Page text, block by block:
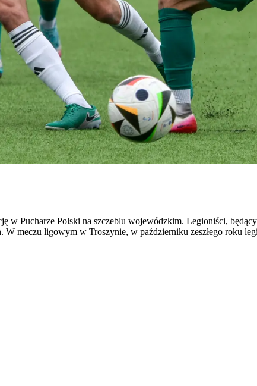
w Pucharze Polski na szczeblu wojewódzkim. Legioniści,
meczu ligowym w Troszynie, w październiku zeszłego roku